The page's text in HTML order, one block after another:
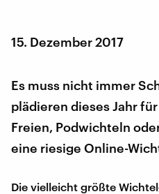
15. Dezember 2017
Es muss nicht immer
plädieren dieses Jahr
Freien, Podwichteln
eine riesige Online-
Die vielleicht größte